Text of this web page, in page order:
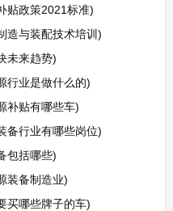
贴政策2021标准)
造与装配技术培训)
未来趋势)
行业是做什么的)
补贴有哪些车)
备行业有哪些岗位)
包括哪些)
装备制造业)
买哪些牌子的车)